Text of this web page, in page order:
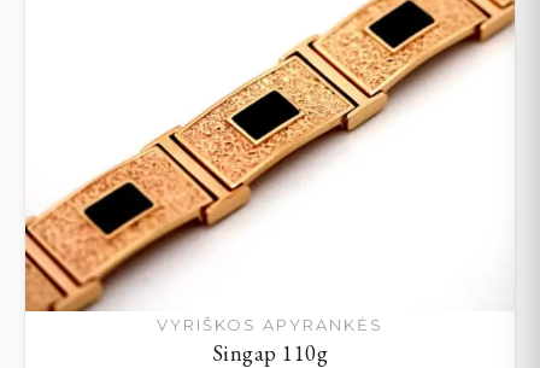
VYRIŠKOS APYRANKĖS
Singap 110g